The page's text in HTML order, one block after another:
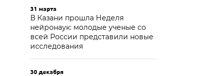
31 марта
В Казани прошла Неделя
нейронаук: молодые ученые со
всей России представили новые
исследования
30 декабря